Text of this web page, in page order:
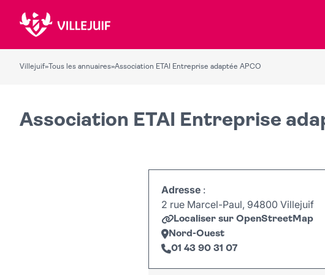
Villejuif» Tous les annuaires»Association ETAI Entreprise adaptée APCO
Association ETAI Entreprise
Adresse :
2 rue Marcel-Paul, 94800 Villejuif
Localiser sur OpenStreetMap
Nord-Ouest
01 43 90 31 07